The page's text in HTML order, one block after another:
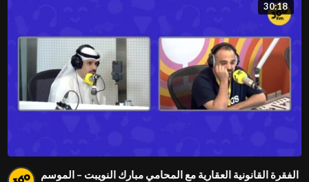
30:18
الفقرة القانونية العقارية مع المحامي مبارك النويبت – الموسم